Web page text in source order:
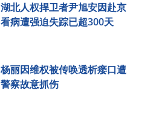
湖北人权捍卫者尹旭安因赴京
看病遭强迫失踪已超300天
杨丽因维权被传唤透析瘘口遭
警察故意抓伤